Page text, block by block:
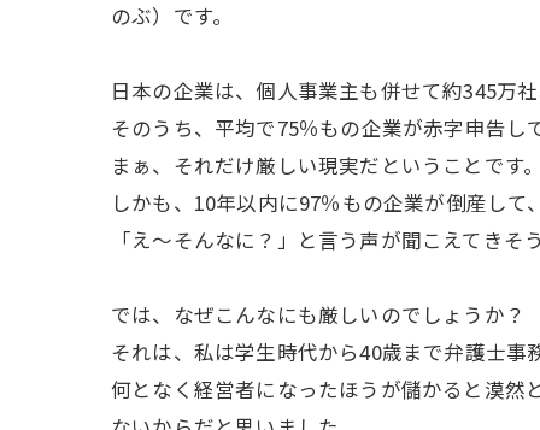
のぶ）です。
日本の企業は、個人事業主も併せて約345万社
そのうち、平均で75％もの企業が赤字申告し
まぁ、それだけ厳しい現実だということです。
しかも、10年以内に97％もの企業が倒産して
「え～そんなに？」と言う声が聞こえてき
では、なぜこんなにも厳しいのでしょうか？
それは、私は学生時代から40歳まで弁護士事
何となく経営者になったほうが儲かると漠然